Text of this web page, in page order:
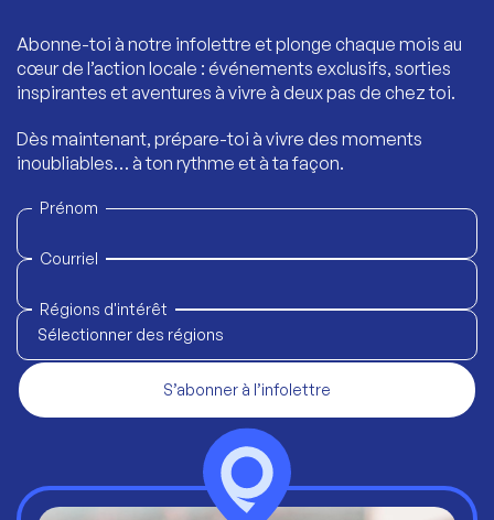
Abonne-toi à notre infolettre et plonge chaque mois au
cœur de l’action locale : événements exclusifs, sorties
inspirantes et aventures à vivre à deux pas de chez toi.
Dès maintenant, prépare-toi à vivre des moments
inoubliables… à ton rythme et à ta façon.
Prénom
Courriel
Régions d'intérêt
Sélectionner des régions
S’abonner à l’infolettre